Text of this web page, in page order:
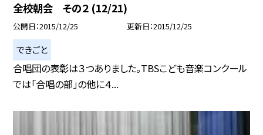
全校朝会 その２ (12/21)
公開日 2015/12/25 更新日 2015/12/25
できごと
合唱団の表彰は３つありました。TBSこども音楽コンクール
では「合唱の部」の他に４...